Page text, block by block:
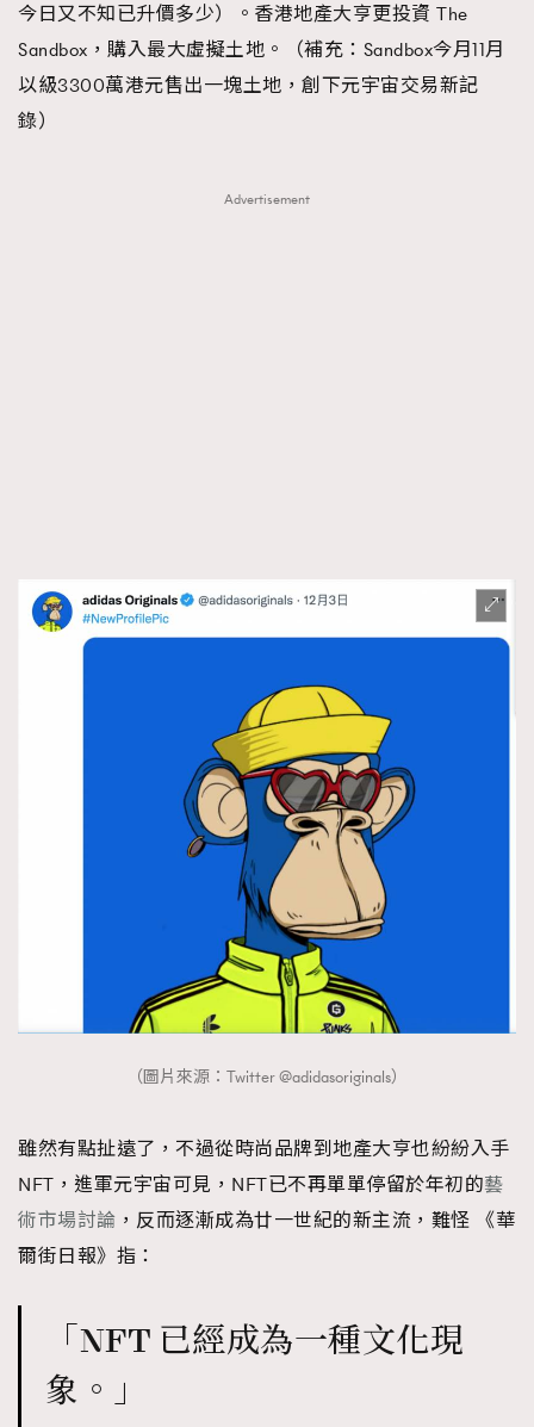
TRENDING
AFrenchMind
DressLikeAParisienne
FashionWeek FigaroAesthetic
今日又不知已升價多少）。香港地產大亨更投資 The
Sandbox，購入最大虛擬土地。（補充：Sandbox今月11月
以級3300萬港元售出一塊土地，創下元宇宙交易新記
錄）
Advertisement
（圖片來源：Twitter @adidasoriginals）
雖然有點扯遠了，不過從時尚品牌到地產大亨也紛紛入手
NFT，進軍元宇宙可見，NFT已不再單單停留於年初的藝
術市場討論 ，反而逐漸成為廿一世紀的新主流，難怪 《華
爾街日報》指：
「NFT 已經成為一種文化現
象。」